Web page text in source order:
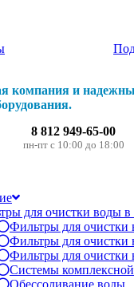
компания и
8 812 949-65-00
пн-пт с 10:00 до 18:00
для очистки воды в
Фильтры для
Фильтры для очистки
Фильтры для очистки
Системы
Обессоливание воды